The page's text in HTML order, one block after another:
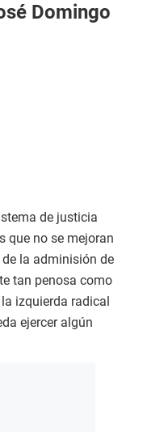
Domingo
de justicia
que no se mejoran
la adminisión de
tan penosa como
izquierda radical
ejercer algún